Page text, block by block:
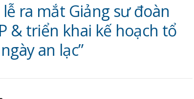
ra mắt Giảng sư đoàn
& triển khai kế hoạch tổ
an lạc”